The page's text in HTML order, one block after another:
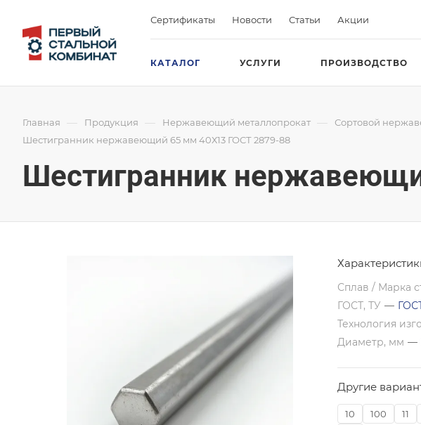
Сертификаты Новости Статьи Акции
КАТАЛОГ УСЛУГИ ПРОИЗВОДСТВО
Главная — Продукция — Нержавеющий металлопрокат — Сортовой
Шестигранник нержавеющий 65 мм 40Х13 ГОСТ 2879-88
Шестигранник
Сплав / Марка
ГОСТ, ТУ —
Технология
Диаметр, мм —
Другие
10 100 11